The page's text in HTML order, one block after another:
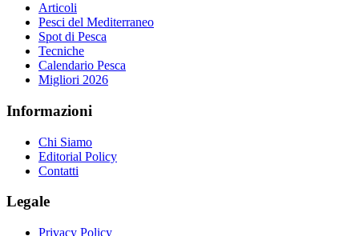
Articoli
Pesci del Mediterraneo
Spot di Pesca
Tecniche
Calendario Pesca
Migliori 2026
Informazioni
Chi Siamo
Editorial Policy
Contatti
Legale
Privacy Policy